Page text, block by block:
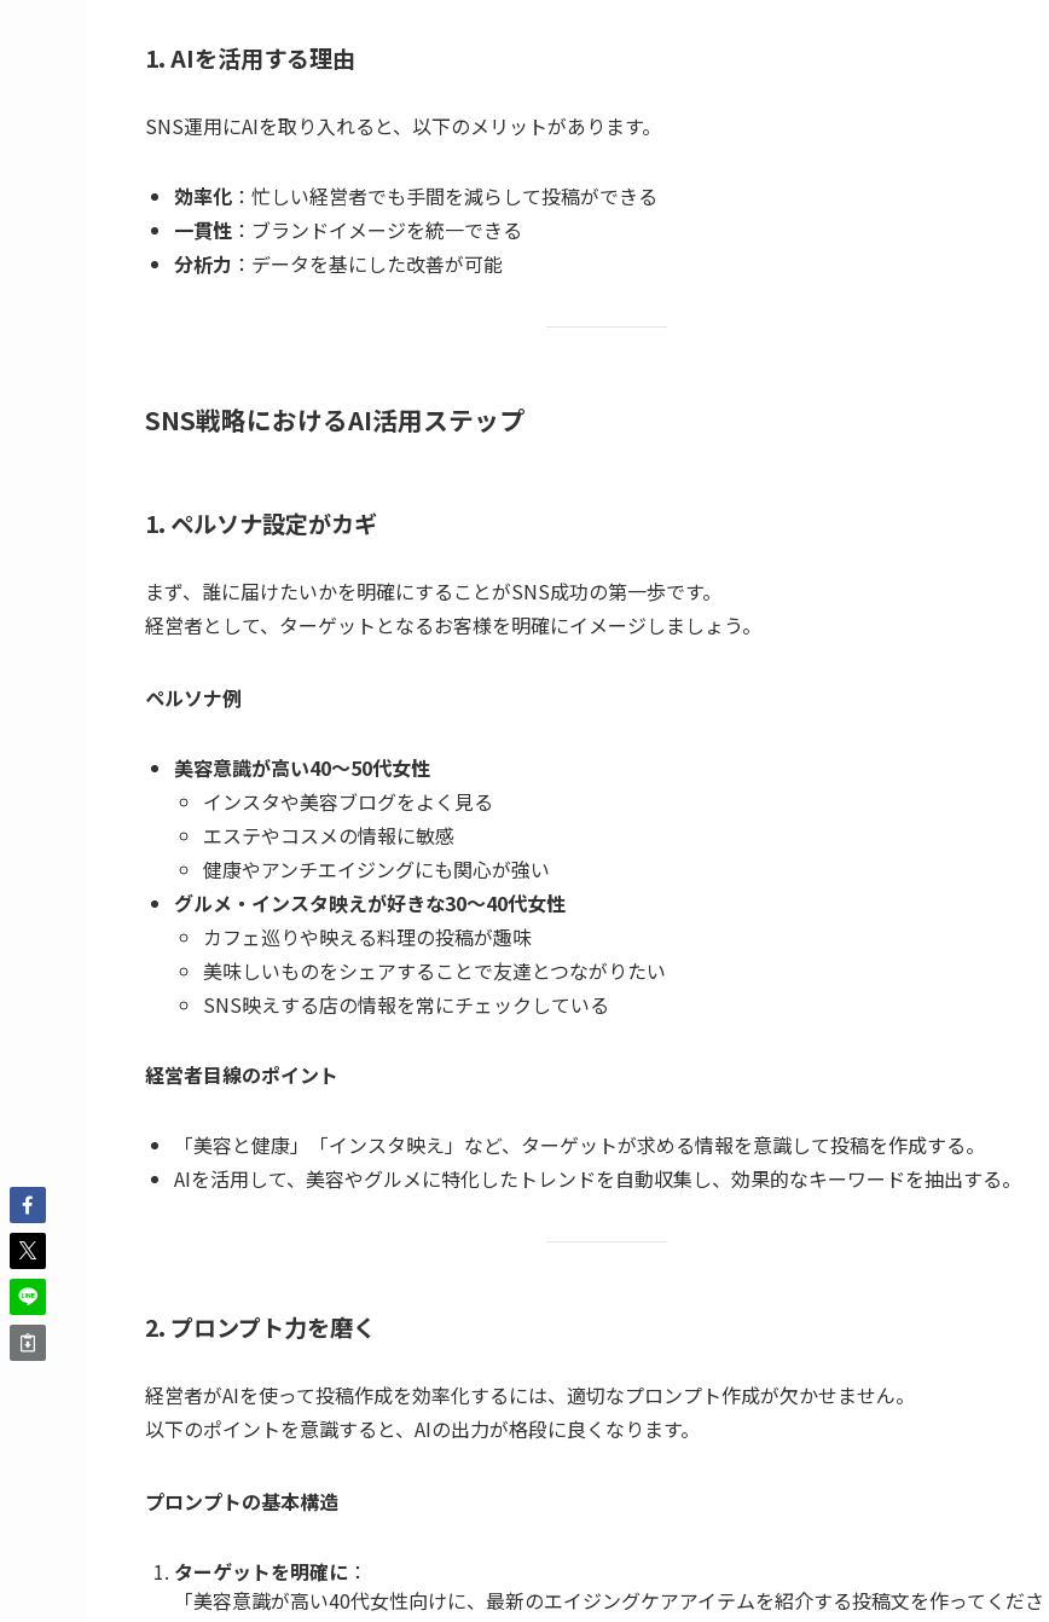
1. AIを活用する理由
SNS運用にAIを取り入れると、以下のメリットがあります。
効率化 ：忙しい経営者でも手間を減らして投稿ができる
一貫性 ：ブランドイメージを統一できる
分析力 ：データを基にした改善が可能
SNS戦略におけるAI活用ステップ
1. ペルソナ設定がカギ
まず、誰に届けたいかを明確にすることがSNS成功の第一歩です。
経営者として、ターゲットとなるお客様を明確にイメージしましょう。
ペルソナ例
美容意識が高い40〜50代女性
インスタや美容ブログをよく見る
エステやコスメの情報に敏感
健康やアンチエイジングにも関心が強い
グルメ・インスタ映えが好きな30〜40代女性
カフェ巡りや映える料理の投稿が趣味
美味しいものをシェアすることで友達とつながりたい
SNS映えする店の情報を常にチェックしている
経営者目線のポイント
「美容と健康」「インスタ映え」など、ターゲットが求める情報を意識して投稿を作成する。
AIを活用して、美容やグルメに特化したトレンドを自動収集し、効果的なキーワードを抽出する。
2. プロンプト力を磨く
経営者がAIを使って投稿作成を効率化するには、適切なプロンプト作成が欠かせません。
以下のポイントを意識すると、AIの出力が格段に良くなります。
プロンプトの基本構造
ターゲットを明確に ：
「美容意識が高い40代女性向けに、最新のエイジングケアアイテムを紹介する投稿文を作ってくださ